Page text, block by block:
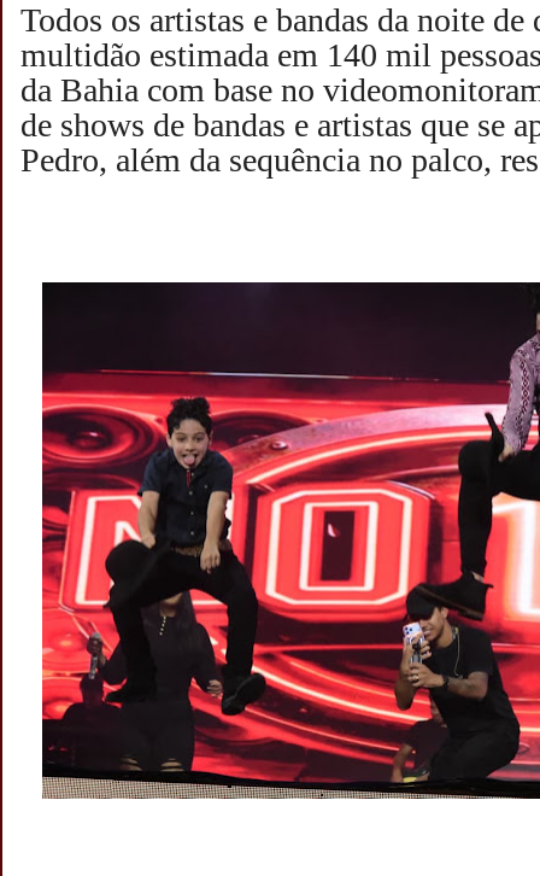
Todos os artistas e bandas da noite
multidão estimada em 140 mil
da Bahia com base no
de shows de bandas e artistas que se
Pedro, além da sequência no palco,